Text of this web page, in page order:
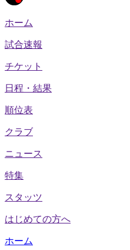
ホーム
試合速報
チケット
日程・結果
順位表
クラブ
ニュース
特集
スタッツ
はじめての方へ
ホーム